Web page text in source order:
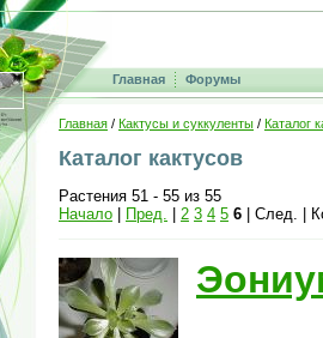
Главная Форумы
Главная / Кактусы и суккуленты / Каталог
Каталог кактусов
Растения 51 - 55 из 55
Начало
Пред. 2 3 4 5 6 | След. |